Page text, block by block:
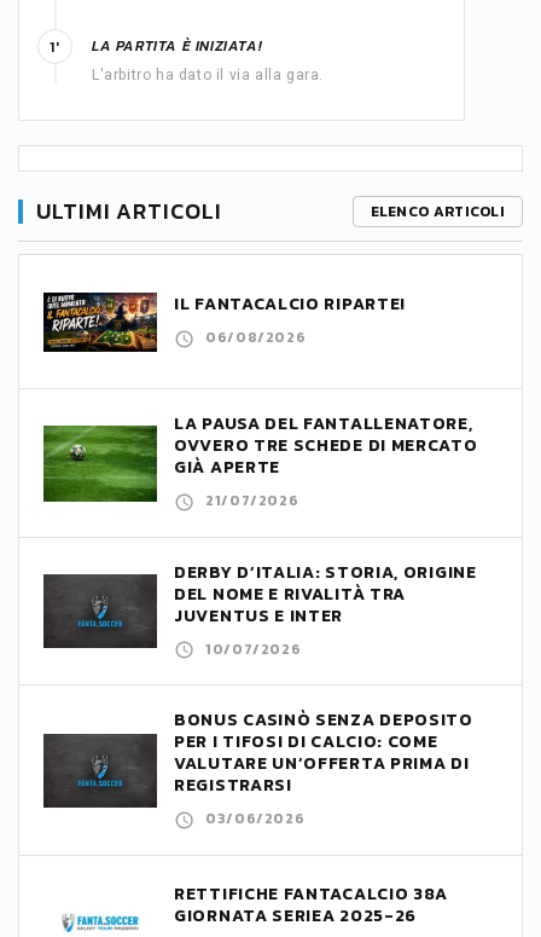
LA PARTITA È INIZIATA!
L'arbitro ha dato il via alla gara.
1'
ULTIMI ARTICOLI ELENCO ARTICOLI
IL FANTACALCIO RIPARTE!
06/08/2026
LA PAUSA DEL FANTALLENATORE,
OVVERO TRE SCHEDE DI MERCATO
GIÀ APERTE
21/07/2026
DERBY D’ITALIA: STORIA, ORIGINE
DEL NOME E RIVALITÀ TRA
JUVENTUS E INTER
10/07/2026
BONUS CASINÒ SENZA DEPOSITO
PER I TIFOSI DI CALCIO: COME
VALUTARE UN’OFFERTA PRIMA DI
REGISTRARSI
03/06/2026
RETTIFICHE FANTACALCIO 38A
GIORNATA SERIEA 2025-26